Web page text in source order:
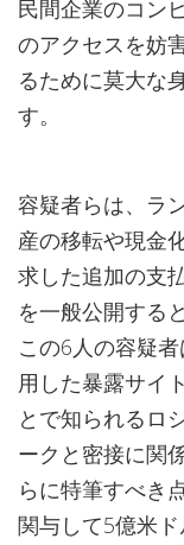
民間企業のコン
のアクセスを妨
るために莫大な
す。
容疑者らは、ラ
産の移転や現金
求した追加の支
を一般公開する
この6人の容疑
用した暴露サイ
とで知られるロ
ークと密接に関
らに特筆すべき
関与して5億米